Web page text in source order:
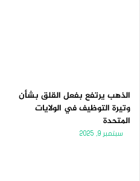
الذهب يرتفع بفعل القلق بشأن
وتيرة التوظيف في الولايات
المتحدة
سبتمبر 9, 2025